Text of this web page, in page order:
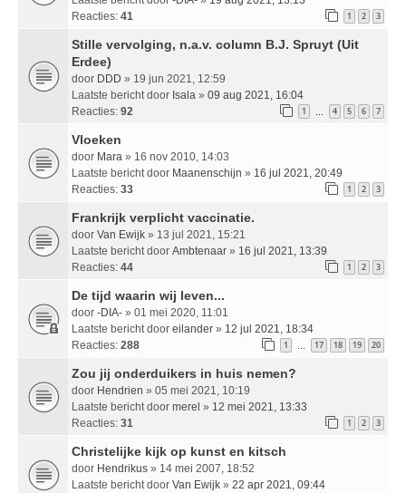
Reacties: 41 1 2 3
Stille vervolging, n.a.v. column B.J. Spruyt (Uit
Erdee)
door DDD » 19 jun 2021, 12:59
Laatste bericht door Isala » 09 aug 2021, 16:04
Reacties: 92 1 … 4 5 6 7
Vloeken
door Mara » 16 nov 2010, 14:03
Laatste bericht door Maanenschijn » 16 jul 2021, 20:49
Reacties: 33 1 2 3
Frankrijk verplicht vaccinatie.
door Van Ewijk » 13 jul 2021, 15:21
Laatste bericht door Ambtenaar » 16 jul 2021, 13:39
Reacties: 44 1 2 3
De tijd waarin wij leven...
door -DIA- » 01 mei 2020, 11:01
Laatste bericht door eilander » 12 jul 2021, 18:34
Reacties: 288 1 … 17 18 19 20
Zou jij onderduikers in huis nemen?
door Hendrien » 05 mei 2021, 10:19
Laatste bericht door merel » 12 mei 2021, 13:33
Reacties: 31 1 2 3
Christelijke kijk op kunst en kitsch
door Hendrikus » 14 mei 2007, 18:52
Laatste bericht door Van Ewijk » 22 apr 2021, 09:44